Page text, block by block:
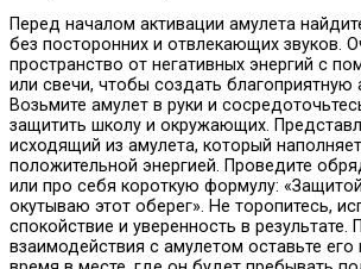
Перед началом активации амулета
без посторонних и отвлекающих звуков.
пространство от негативных энергий с
или свечи, чтобы создать благоприятную
Возьмите амулет в руки и
защитить школу и окружающих.
исходящий из амулета, который
положительной энергией. Проведите
или про себя короткую формулу:
окутываю этот оберег». Не торопитесь,
спокойствие и уверенность в результате.
взаимодействия с амулетом оставьте его